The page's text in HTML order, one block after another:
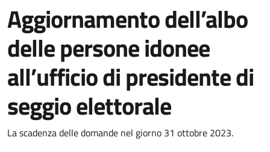
Aggiornamento dell’albo
delle persone idonee
all’ufficio di presidente di
seggio elettorale
Dettagli della notizia
La scadenza delle domande nel giorno 31 ottobre 2023.